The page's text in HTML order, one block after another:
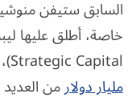
Strategic Capital)، التي يذكر أنها جمعت أكثر من
مليار دولارمن العديد